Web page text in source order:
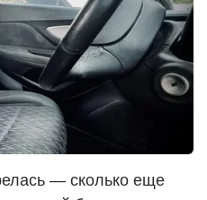
— сколько еще